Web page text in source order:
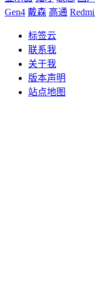
Gen4 戴森 高通
标签云
联系我
关于我
版本声明
站点地图